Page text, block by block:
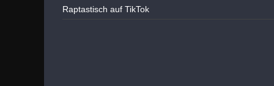
Raptastisch auf TikTok